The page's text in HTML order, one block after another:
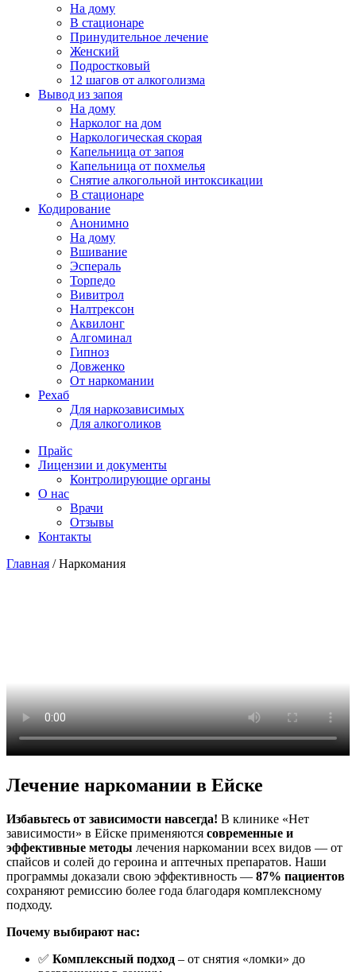
На дому
В стационаре
Принудительное лечение
Женский
Подростковый
12 шагов от алкоголизма
Вывод из запоя
На дому
Нарколог на дом
Наркологическая скорая
Капельница от запоя
Капельница от похмелья
Снятие алкогольной интоксикации
В стационаре
Кодирование
Анонимно
На дому
Вшивание
Эспераль
Торпедо
Вивитрол
Налтрексон
Аквилонг
Алгоминал
Гипноз
Довженко
От наркомании
Рехаб
Для наркозависимых
Для алкоголиков
Прайс
Лицензии и документы
Контролирующие органы
О нас
Врачи
Отзывы
Контакты
Главная /Наркомания
Лечение наркомании в Ейске
Избавьтесь от зависимости навсегда! В клинике «Нет
зависимости» в Ейске применяются современные и
эффективные методы лечения наркомании всех видов — от
спайсов и солей до героина и аптечных препаратов. Наши
программы доказали свою эффективность — 87% пациентов
сохраняют ремиссию более года благодаря комплексному
подходу.
Почему выбирают нас:
✅ Комплексный подход – от снятия «ломки» до